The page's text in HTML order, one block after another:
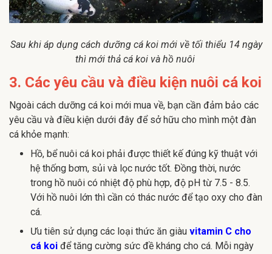
Sau khi áp dụng cách dưỡng cá koi mới về tối thiểu 14 ngày
thì mới thả cá koi và hồ nuôi
3. Các yêu cầu và điều kiện nuôi cá koi
Ngoài cách dưỡng cá koi mới mua về, bạn cần đảm bảo các
yêu cầu và điều kiện dưới đây để sở hữu cho mình một đàn
cá khỏe mạnh:
Hồ, bể nuôi cá koi phải được thiết kế đúng kỹ thuật với
hệ thống bơm, sủi và lọc nước tốt. Đồng thời, nước
trong hồ nuôi có nhiệt độ phù hợp, độ pH từ 7.5 - 8.5.
Với hồ nuôi lớn thì cần có thác nước để tạo oxy cho đàn
cá.
Ưu tiên sử dụng các loại thức ăn giàu vitamin C cho
cá koi để tăng cường sức đề kháng cho cá. Mỗi ngày